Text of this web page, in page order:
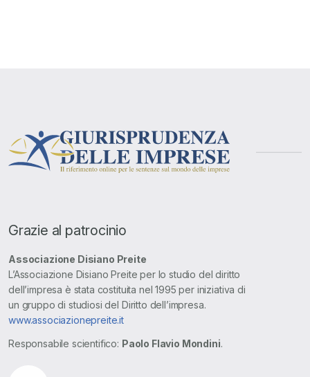
Grazie al patrocinio
Associazione Disiano Preite
L’Associazione Disiano Preite per lo studio del diritto
dell’impresa è stata costituita nel 1995 per iniziativa di
un gruppo di studiosi del Diritto dell’impresa.
www.associazionepreite.it
Responsabile scientifico: Paolo Flavio Mondini.